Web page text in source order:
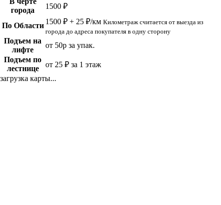
города
1500 ₽
По Области 1500 ₽ + 25 ₽/км Километраж считается от выезда из
города до адреса покупателя в одну сторону
Подъем на
лифте
от 50р за упак.
Подъем по
лестнице
от 25 ₽ за 1 этаж
загрузка карты...